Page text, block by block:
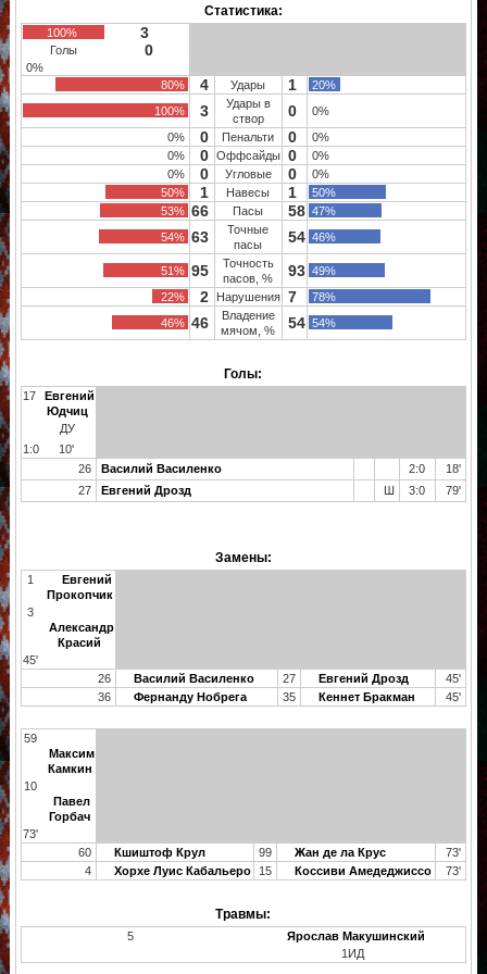
Статистика:
100% 3
Голы 0
0%
80%
4 Удары 1
20%
100%
3
Удары в
створ
0
0%
0%
0 Пенальти 0
0%
0%
0 Оффсайды 0
0%
0%
0 Угловые 0
0%
50%
1 Навесы 1
50%
53% 66 Пасы 58 47%
54% 63
Точные
пасы
54 46%
51% 95
Точность
пасов, %
93 49%
22%
2 Нарушения 7
78%
46% 46
Владение
мячом, %
54 54%
Голы:
17
Евгений
Юдчиц
ДУ
1:0
10'
26
Василий Василенко 2:0
18'
27
Евгений Дрозд 3:0 79'
Замены:
1
Евгений
Прокопчик
3
Александр
Красий
45'
26
Василий Василенко 27 Евгений Дрозд
45'
36
Фернанду Нобрега 35 Кеннет Бракман 45'
59
Максим
Камкин
10
Павел
Горбач
73'
60
Кшиштоф Крул 99 Жан де ла Крус
73'
4
Хорхе Луис Кабальеро 15 Коссиви Амедеджиссо 73'
Травмы:
5
Ярослав Макушинский
1ИД